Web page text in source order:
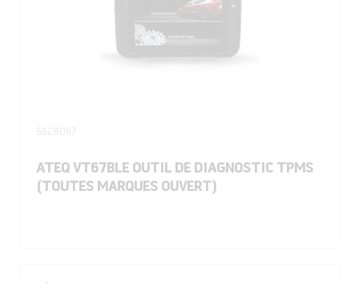
5628067
ATEQ VT67BLE OUTIL DE DIAGNOSTIC TPMS
(TOUTES MARQUES OUVERT)